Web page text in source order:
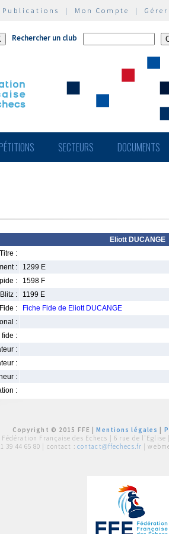
Publications | Mon Compte |
Rechercher un club
SECTEURS DOCUMENTS
Eliott DUCANGE
Titre :
:
1299 E
:
1598 F
Blitz :
1199 E
:
Fiche Fide de Eliott DUCANGE
:
fide :
:
:
:
:
Copyright © 2015 FFE |Mentions légales
Fédération Française des Echecs | 6 rue de l'Eglise |
39 44 65 80 | contact : contact@ffechecs.fr |